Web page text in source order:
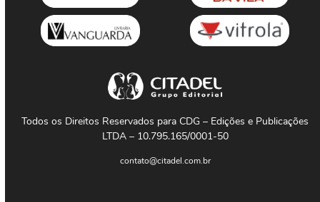
Todos os Direitos Reservados para CDG – Edições e Publicações
LTDA – 10.795.165/0001-50
contato@citadel.com.br